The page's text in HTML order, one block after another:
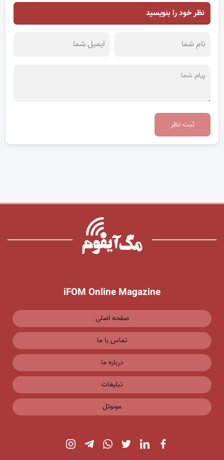
نظر خود را بنویسید
ثبت نظر
iFOM Online Magazine
صفحه اصلی
تماس با ما
درباره ما
تبلیغات
مونوتل